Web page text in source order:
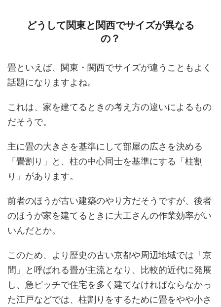
どうして関東と関西でサイズが異なる
の？
畳といえば、関東・関西でサイズが違うこともよく
話題になりますよね。
これは、家を建てるときの考え方の違いによるもの
だそうで。
主に畳の大きさを基準にして部屋の広さを決める
「畳割り」と、柱の中心同士を基準にする「柱割
り」があります。
前者のほうが古い建築のやり方だそうですが、後者
のほうが家を建てるときに大工さんの作業効率がい
いんだとか。
このため、より歴史の古い京都や周辺地域では「京
間」と呼ばれる畳が主流となり、比較的近代に発展
し、急ピッチで住宅を多く建てなければならなかっ
た江戸などでは、柱割りをするために畳をやや小さ